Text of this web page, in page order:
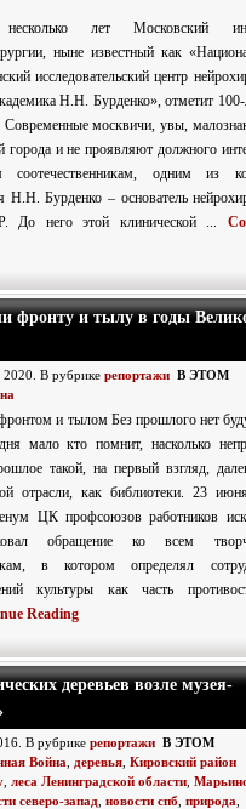
лет Московский
ныне известный как
исследовательский центр
Н.Н. Бурденко», отметит 100-
Современные москвичи, увы,
города и не проявляют должного
соотечественникам, одним из
Н.Н. Бурденко – основатель
До него этой клинической ...
фронту и тылу в годы
2020. В рубрике репортажи В ЭТОМ
и тылом Без прошлого нет
мало кто помнит, насколько
такой, на первый взгляд,
отрасли, как библиотеки. 23
ЦК профсоюзов работников
обращение ко всем
в котором определял
культуры как часть
Reading
деревьев возле музея-
В рубрике репортажи В ЭТОМ
Война деревья Кировский район
леса Ленинградской области
северо-запад новости спб природа